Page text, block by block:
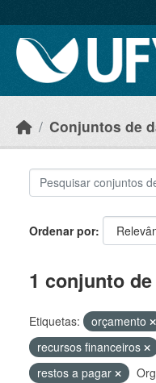
Conjuntos de
Ordenar por
1 conjunto
Etiquetas: orçamento
recursos financeiros
restos a pagar